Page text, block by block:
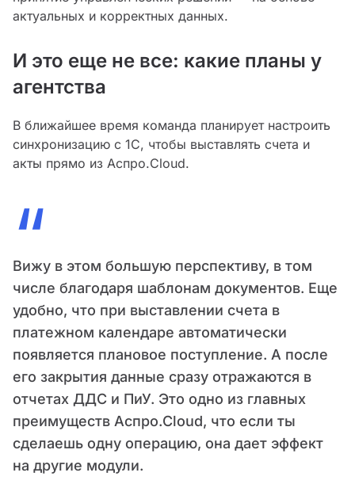
актуальных и корректных данных.
И это еще не все: какие планы у
агентства
В ближайшее время команда планирует настроить
синхронизацию с 1С, чтобы выставлять счета и
акты прямо из Аспро.Cloud.
“
Вижу в этом большую перспективу, в том
числе благодаря шаблонам документов. Еще
удобно, что при выставлении счета в
платежном календаре автоматически
появляется плановое поступление. А после
его закрытия данные сразу отражаются в
отчетах ДДС и ПиУ. Это одно из главных
преимуществ Аспро.Cloud, что если ты
сделаешь одну операцию, она дает эффект
на другие модули.